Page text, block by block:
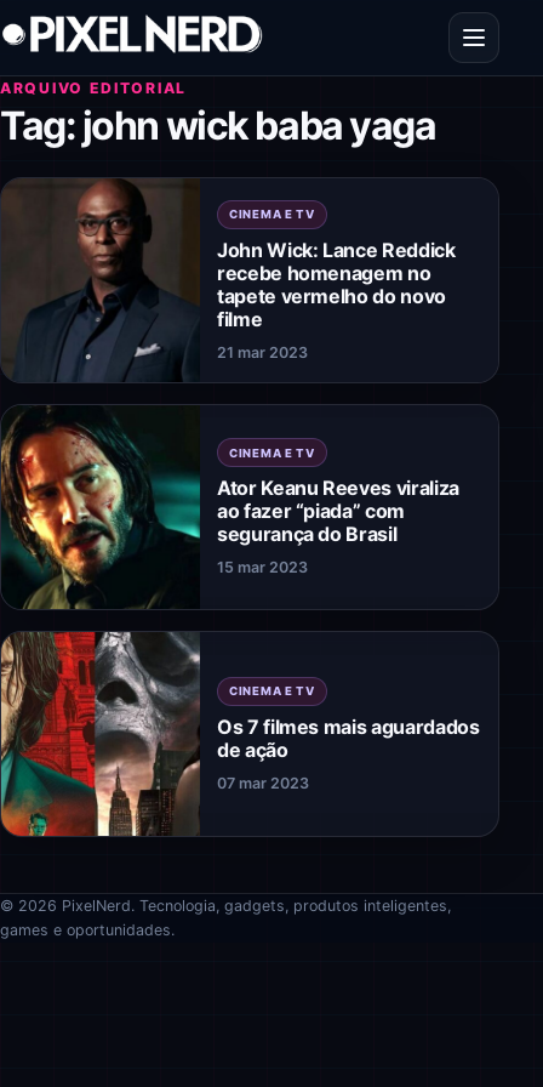
Pular para o conteúdo
Abrir
ARQUIVO EDITORIAL
Tag:john wick baba yaga
CINEMA E TV
John Wick: Lance Reddick
recebe homenagem no
tapete vermelho do novo
filme
21 mar 2023
CINEMA E TV
Ator Keanu Reeves viraliza
ao fazer “piada” com
segurança do Brasil
15 mar 2023
CINEMA E TV
Os 7 filmes mais aguardados
de ação
07 mar 2023
© 2026 PixelNerd. Tecnologia, gadgets, produtos inteligentes,
games e oportunidades.